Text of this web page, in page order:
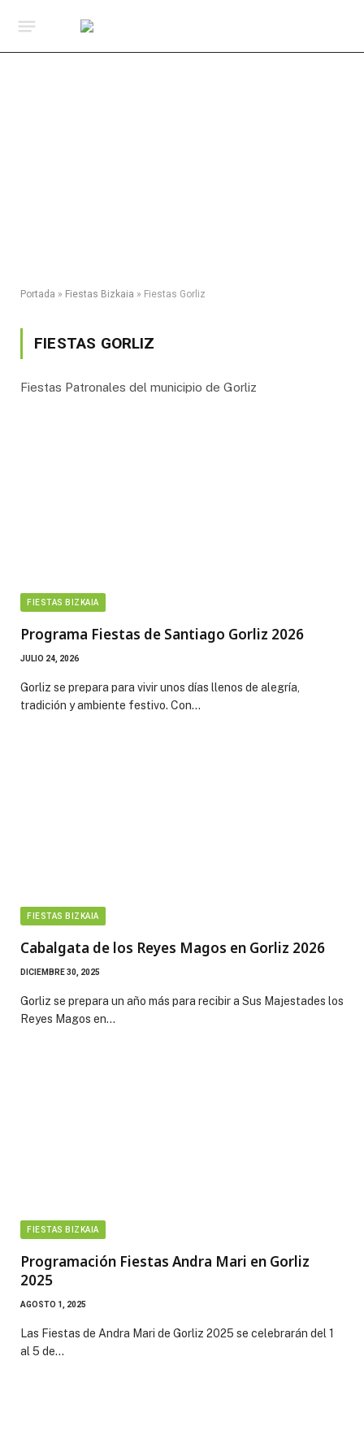
Portada » Fiestas Bizkaia » Fiestas Gorliz
FIESTAS GORLIZ
Fiestas Patronales del municipio de Gorliz
FIESTAS BIZKAIA
Programa Fiestas de Santiago Gorliz 2026
JULIO 24, 2026
Gorliz se prepara para vivir unos días llenos de alegría,
tradición y ambiente festivo. Con…
FIESTAS BIZKAIA
Cabalgata de los Reyes Magos en Gorliz 2026
DICIEMBRE 30, 2025
Gorliz se prepara un año más para recibir a Sus Majestades los
Reyes Magos en…
FIESTAS BIZKAIA
Programación Fiestas Andra Mari en Gorliz
2025
AGOSTO 1, 2025
Las Fiestas de Andra Mari de Gorliz 2025 se celebrarán del 1
al 5 de…